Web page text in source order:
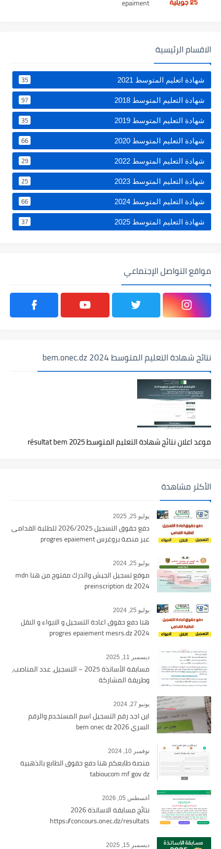
epaiment
الاقسام الرئيسية
شهادة اتعليم المتوسط 2021 35
شهادة التعليم المتوسط 2018 97
شهادة التعليم المتوسط 2019 35
شهادة التعليم المتوسط 2020 66
شهادة التعليم المتوسط 2022 29
شهادة التعليم المتوسط 2023 25
شهادة التعليم المتوسط 2024 66
شهادة التعليم المتوسط 2025 37
مواقع التواصل الإجتماعي
نتائج شهادة التعليم المتوسط 2024 bem.onec.dz
موعد اعلان نتائج شهادة التعليم المتوسط 2025 résultat bem
الأكثر مشاهدة
يوليو 25, 2025
دفع حقوق التسجيل 2026/2025 للطلبة القدامى
عبر منصة بروغرس progres epaiement
يوليو 25, 2024
موقع تسجيل الجيش والدرك مفتوح من هنا mdn
preinscription dz 2024
يوليو 25, 2024
هنا دفع حقوق اعادة التسجيل و الايواء و النقل
2024 progres epaiement mesrs.dz
ديسمبر 11, 2025
مسابقة الأساتذة 2025 – التسجيل، عدد المناصب،
وطريقة المشاركة
يونيو 27, 2024
اين اجد رقم التسجيل اسم المستخدم والرقم
السري bem onec dz 2026
نوفمبر 10, 2024
منصة طابعكم هنا دفع حقوق الطابع بالذهبية
tabioucom mf gov dz
أغسطس 05, 2026
نتائج مسابقة الاساتذة 2026
https://concours.onec.dz/resultats
ديسمبر 15, 2025